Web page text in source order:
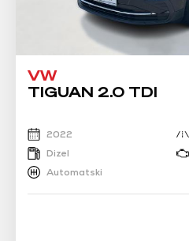
VW
TIGUAN 2.0 TDI
2022
Dizel
Automatski